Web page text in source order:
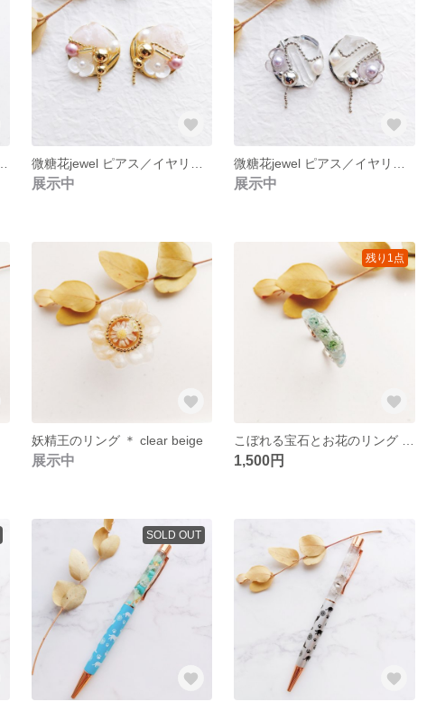
展示中 展示中
妖精王のリング ＊ clear beige
展示中
残り1点
1,500円
SOLD OUT